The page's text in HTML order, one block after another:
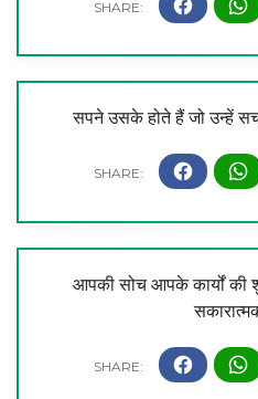
सपने उसके होते हैं जो उन्हें
आपकी सोच आपके कार्यों की